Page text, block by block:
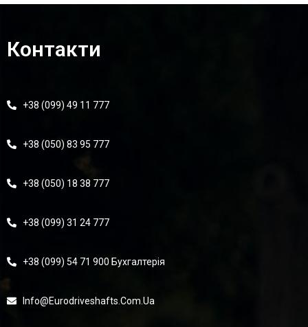
Контакти
+38 (099) 49 11 777
+38 (050) 83 95 777
+38 (050) 18 38 777
+38 (099) 31 24 777
+38 (099) 54 71 900 Бухгалтерія
Info@eurodriveshafts.com.ua